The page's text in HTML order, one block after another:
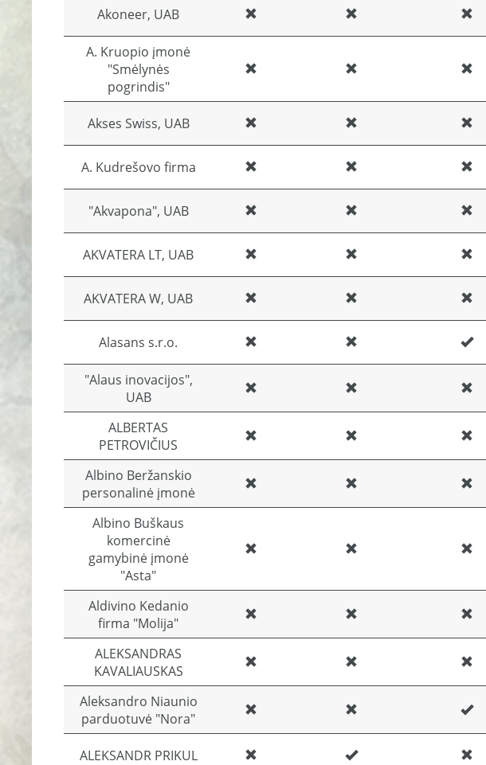
Akoneer, UAB
A. Kruopio įmonė
"Smėlynės
pogrindis"
Akses Swiss, UAB
A. Kudrešovo firma
"Akvapona", UAB
AKVATERA LT, UAB
AKVATERA W, UAB
Alasans s.r.o.
"Alaus inovacijos",
UAB
ALBERTAS
PETROVIČIUS
Albino Beržanskio
personalinė įmonė
Albino Buškaus
komercinė
gamybinė įmonė
"Asta"
Aldivino Kedanio
firma "Molija"
ALEKSANDRAS
KAVALIAUSKAS
Aleksandro Niaunio
parduotuvė "Nora"
ALEKSANDR PRIKUL